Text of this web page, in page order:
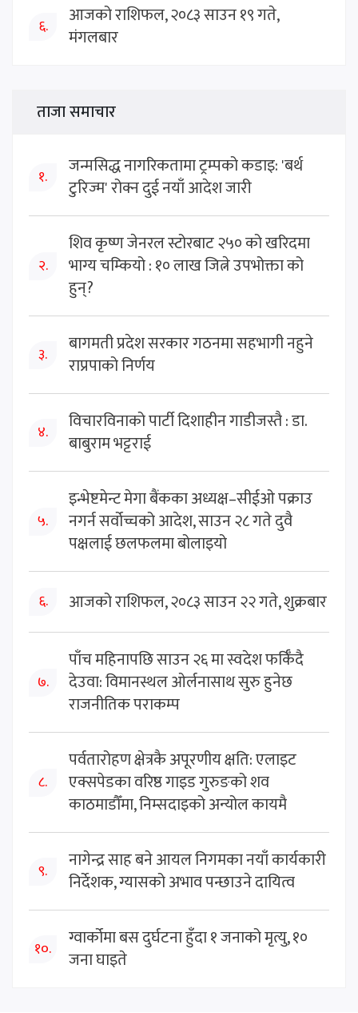
६.
आजको राशिफल, २०८३ साउन १९ गते,
मंगलबार
ताजा समाचार
१.
जन्मसिद्ध नागरिकतामा ट्रम्पको कडाइ: 'बर्थ
टुरिज्म' रोक्न दुई नयाँ आदेश जारी
२.
शिव कृष्ण जेनरल स्टोरबाट २५० को खरिदमा
भाग्य चम्कियो : १० लाख जित्ने उपभोक्ता को
हुन्?
३.
बागमती प्रदेश सरकार गठनमा सहभागी नहुने
राप्रपाको निर्णय
४.
विचारविनाको पार्टी दिशाहीन गाडीजस्तै : डा.
बाबुराम भट्टराई
५.
इन्भेष्टमेन्ट मेगा बैंकका अध्यक्ष–सीईओ पक्राउ
नगर्न सर्वोच्चको आदेश, साउन २८ गते दुवै
पक्षलाई छलफलमा बोलाइयो
६. आजको राशिफल, २०८३ साउन २२ गते, शुक्रबार
७.
पाँच महिनापछि साउन २६ मा स्वदेश फर्किँदै
देउवा: विमानस्थल ओर्लनासाथ सुरु हुनेछ
राजनीतिक पराकम्प
८.
पर्वतारोहण क्षेत्रकै अपूरणीय क्षति: एलाइट
एक्सपेडका वरिष्ठ गाइड गुरुङको शव
काठमाडौँमा, निम्सदाइको अन्योल कायमै
९.
नागेन्द्र साह बने आयल निगमका नयाँ कार्यकारी
निर्देशक, ग्यासको अभाव पन्छाउने दायित्व
१०.
ग्वार्कोमा बस दुर्घटना हुँदा १ जनाको मृत्यु, १०
जना घाइते